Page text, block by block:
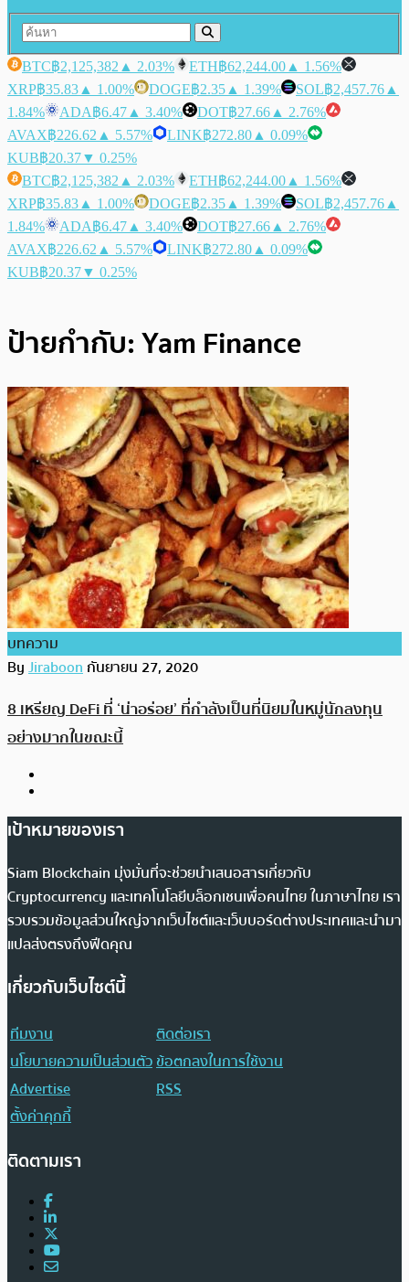
BTC฿2,125,382 ▲ 2.03% ETH฿62,244.00 ▲ 1.56%
XRP฿35.83 ▲ 1.00% DOGE฿2.35 ▲ 1.39% SOL฿2,457.76 ▲
1.84%
ADA฿6.47 ▲ 3.40% DOT฿27.66 ▲ 2.76%
AVAX฿226.62 ▲ 5.57% LINK฿272.80 ▲ 0.09%
KUB฿20.37▼ 0.25%
BTC฿2,125,382 ▲ 2.03% ETH฿62,244.00 ▲ 1.56%
XRP฿35.83 ▲ 1.00% DOGE฿2.35 ▲ 1.39% SOL฿2,457.76 ▲
1.84%
ADA฿6.47 ▲ 3.40% DOT฿27.66 ▲ 2.76%
AVAX฿226.62 ▲ 5.57% LINK฿272.80 ▲ 0.09%
KUB฿20.37▼ 0.25%
ป้ายกำกับ:Yam Finance
บทความ
ByJiraboonกันยายน 27, 2020
8 เหรียญ DeFi ที่ ‘น่าอร่อย’ ที่กำลังเป็นที่นิยมในหมู่นักลงทุน
อย่างมากในขณะนี้
เป้าหมายของเรา
Siam Blockchain มุ่งมั่นที่จะช่วยนำเสนอสารเกี่ยวกับ
Cryptocurrency และเทคโนโลยีบล็อกเชนเพื่อคนไทย ในภาษาไทย เรา
รวบรวมข้อมูลส่วนใหญ่จากเว็บไซต์และเว็บบอร์ดต่างประเทศและนำมา
แปลส่งตรงถึงฟีดคุณ
เกี่ยวกับเว็บไซต์นี้
ทีมงาน
ติดต่อเรา
นโยบายความเป็นส่วนตัวข้อตกลงในการใช้งาน
Advertise
RSS
ตั้งค่าคุกกี้
ติดตามเรา